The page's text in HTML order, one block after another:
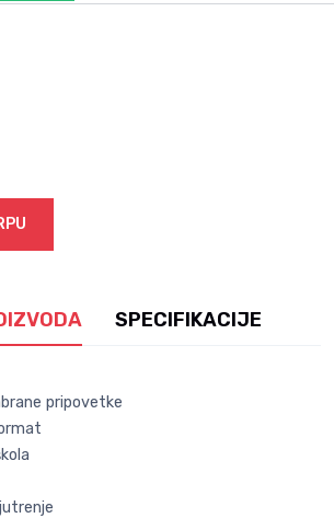
SPECIFIKACIJE
pripovetke